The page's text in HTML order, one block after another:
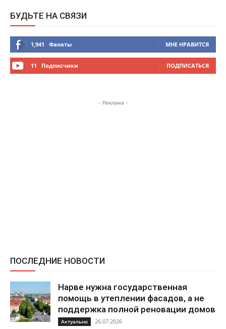
БУДЬТЕ НА СВЯЗИ
1,941 Фанаты МНЕ НРАВИТСЯ
11 Подписчики ПОДПИСАТЬСЯ
- Реклама -
ПОСЛЕДНИЕ НОВОСТИ
Нарве нужна государственная
помощь в утеплении фасадов, а не
поддержка полной реновации домов
Актуально 26.07.2026